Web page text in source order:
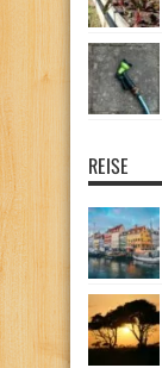
REISE